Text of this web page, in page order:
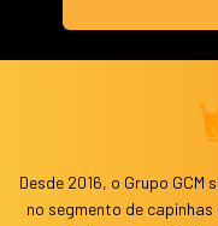
Desde 2016, o Grupo
no segmento de